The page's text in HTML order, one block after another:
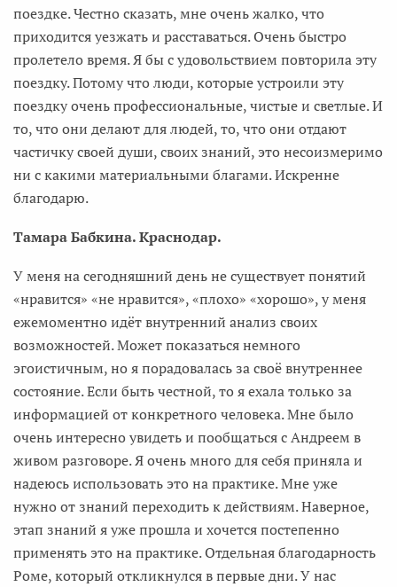
поездке. Честно сказать, мне очень жалко, что
приходится уезжать и расставаться. Очень быстро
пролетело время. Я бы с удовольствием повторила эту
поездку. Потому что люди, которые устроили эту
поездку очень профессиональные, чистые и светлые. И
то, что они делают для людей, то, что они отдают
частичку своей души, своих знаний, это несоизмеримо
ни с какими материальными благами. Искренне
благодарю.
Тамара Бабкина. Краснодар.
У меня на сегодняшний день не существует понятий
«нравится» «не нравится», «плохо» «хорошо», у меня
ежемоментно идёт внутренний анализ своих
возможностей. Может показаться немного
эгоистичным, но я порадовалась за своё внутреннее
состояние. Если быть честной, то я ехала только за
информацией от конкретного человека. Мне было
очень интересно увидеть и пообщаться с Андреем в
живом разговоре. Я очень много для себя приняла и
надеюсь использовать это на практике. Мне уже
нужно от знаний переходить к действиям. Наверное,
этап знаний я уже прошла и хочется постепенно
применять это на практике. Отдельная благодарность
Роме, который откликнулся в первые дни. У нас